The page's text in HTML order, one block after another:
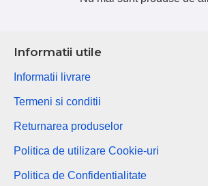
Informatii utile
Informatii livrare
Termeni si conditii
Returnarea produselor
Politica de utilizare Cookie-uri
Politica de Confidentialitate